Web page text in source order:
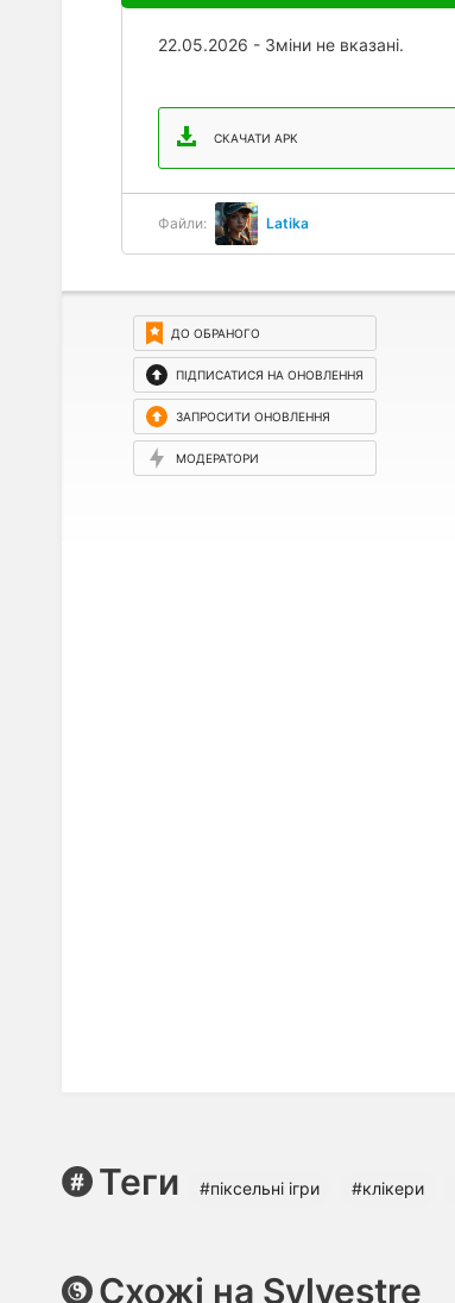
22.05.2026 - Зміни не вказані.
СКАЧАТИ APK
Файли: Latika
ДО ОБРАНОГО
ПІДПИСАТИСЯ НА ОНОВЛЕННЯ
ЗАПРОСИТИ ОНОВЛЕННЯ
МОДЕРАТОРИ
Теги #піксельні ігри #клікери
Схожі на Sylvestre